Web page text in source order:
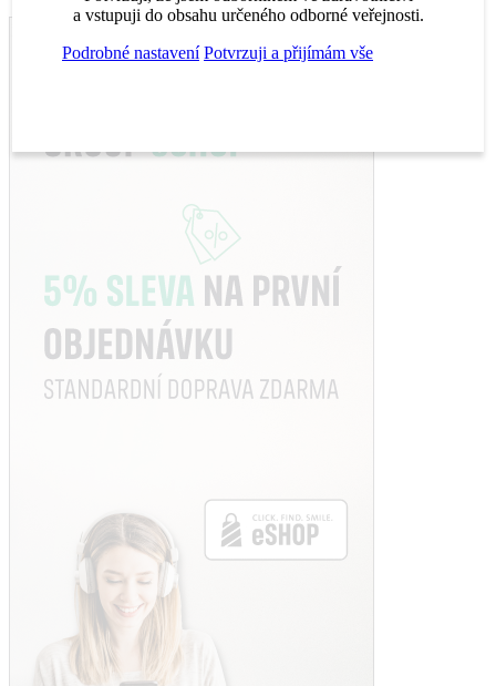
a vstupuji do obsahu určeného odborné veřejnosti.
Podrobné nastavení Potvrzuji a přijímám vše